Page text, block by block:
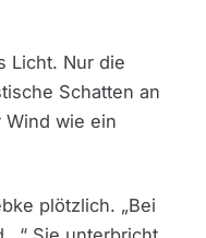
Licht. Nur die
Schatten an
Wind wie ein
plötzlich. „Bei